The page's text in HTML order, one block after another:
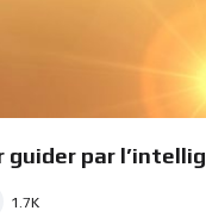
guider par
1.7K